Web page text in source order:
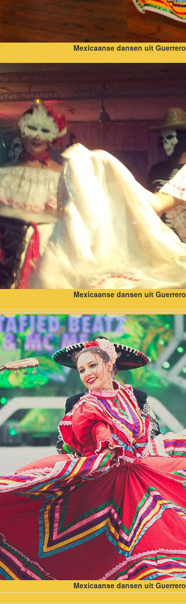
Mexicaanse dansen uit Guerrero
Mexicaanse dansen uit Guerrero
Mexicaanse dansen uit Guerrero